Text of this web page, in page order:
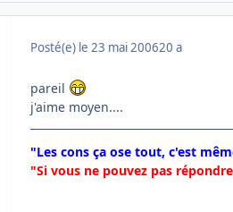
Posté(e) le 23 mai 200620 a
pareil
j'aime moyen....
"Les cons ça ose tout, c'est
"Si vous ne pouvez pas